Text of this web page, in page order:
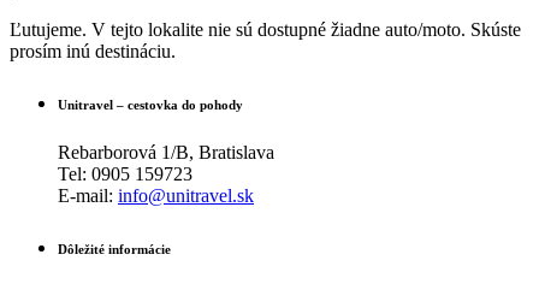
Ľutujeme. V tejto lokalite nie sú dostupné žiadne auto/moto. Skúste
prosím inú destináciu.
Unitravel – cestovka do pohody
Rebarborová 1/B, Bratislava
Tel: 0905 159723
E-mail: info@unitravel.sk
Dôležité informácie